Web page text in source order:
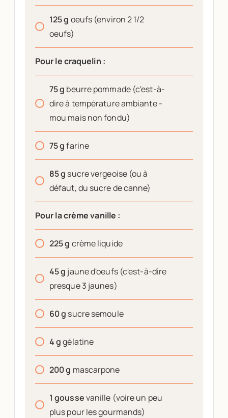
125g oeufs (environ 2 1/2
oeufs)
Pour le craquelin :
75g beurre pommade (c'est-à-
dire à température ambiante -
mou mais non fondu)
75g farine
85g sucre vergeoise (ou à
défaut, du sucre de canne)
Pour la crème vanille :
225g crème liquide
45g jaune d'oeufs (c'est-à-dire
presque 3 jaunes)
60g sucre semoule
4ggélatine
200g mascarpone
1 goussevanille (voire un peu
plus pour les gourmands)